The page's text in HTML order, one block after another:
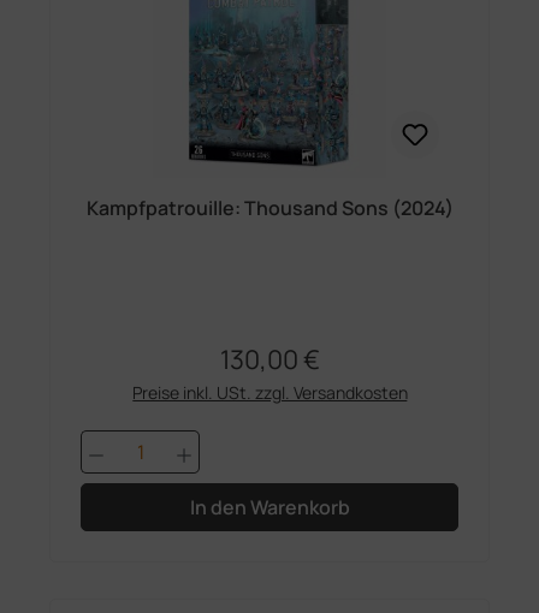
Kampfpatrouille: Thousand Sons (2024)
Regulärer Preis:
130,00 €
Preise inkl. USt. zzgl. Versandkosten
Produkt Anzahl: Gib den
In den Warenkorb